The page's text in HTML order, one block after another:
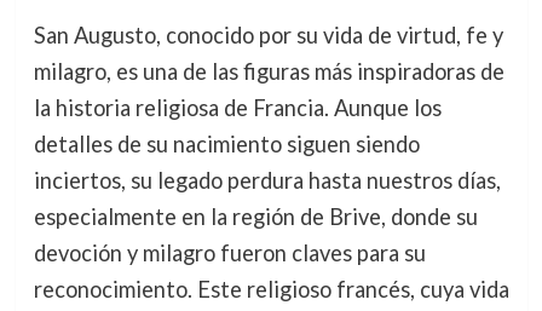
San Augusto, conocido por su vida de virtud, fe y
milagro, es una de las figuras más inspiradoras de
la historia religiosa de Francia. Aunque los
detalles de su nacimiento siguen siendo
inciertos, su legado perdura hasta nuestros días,
especialmente en la región de Brive, donde su
devoción y milagro fueron claves para su
reconocimiento. Este religioso francés, cuya vida